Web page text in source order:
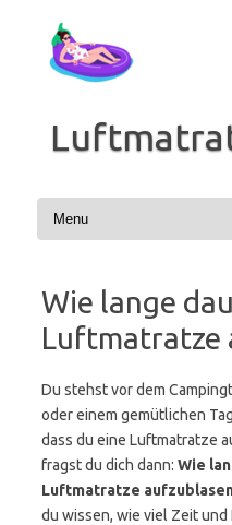
Inhalt
springen
Wie lange
Luftmatratze
Du stehst vor dem
oder einem gemütlichen
dass du eine Luftmatratze
fragst du dich dann: Wie
Luftmatratze
du wissen, wie viel Zeit